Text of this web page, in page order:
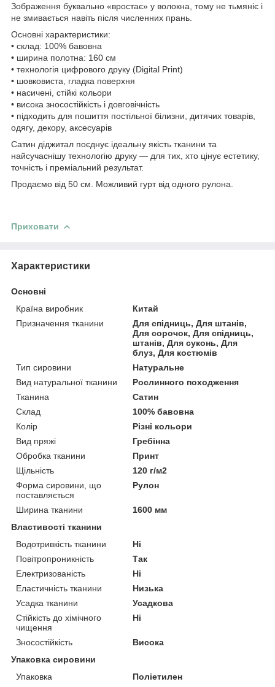
Зображення буквально «вростає» у волокна, тому не тьмяніє і
не змивається навіть після численних прань.
Основні характеристики:
• склад: 100% бавовна
• ширина полотна: 160 см
• технологія цифрового друку (Digital Print)
• шовковиста, гладка поверхня
• насичені, стійкі кольори
• висока зносостійкість і довговічність
• підходить для пошиття постільної білизни, дитячих товарів,
одягу, декору, аксесуарів
Сатин діджитал поєднує ідеальну якість тканини та
найсучаснішу технологію друку — для тих, хто цінує естетику,
точність і преміальний результат.
Продаємо від 50 см. Можливий гурт від одного рулона.
Приховати
Характеристики
Основні
Країна виробник
Китай
Призначення тканини
Для спідниць, Для штанів,
Для сорочок, Для спідниць,
штанів, Для суконь, Для
блуз, Для костюмів
Тип сировини
Натуральне
Вид натуральної тканини
Рослинного походження
Тканина
Сатин
Склад
100% бавовна
Колір
Різні кольори
Вид пряжі
Гребінна
Обробка тканини
Принт
Щільність
120 г/м2
Форма сировини, що
поставляється
Рулон
Ширина тканини
1600 мм
Властивості тканини
Водотривкість тканини
Ні
Повітропроникність
Так
Електризованість
Ні
Еластичність тканини
Низька
Усадка тканини
Усадкова
Стійкість до хімічного
чищення
Ні
Зносостійкість
Висока
Упаковка сировини
Упаковка
Поліетилен